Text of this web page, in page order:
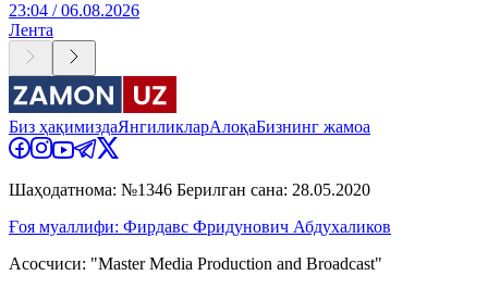
23:04 / 06.08.2026
Лента
Биз ҳақимиздаЯнгиликларАлоқаБизнинг жамоа
Шаҳодатнома: №1346 Берилган сана: 28.05.2020
Ғоя муаллифи: Фирдавс Фридунович Абдухаликов
Асосчиси: "Master Media Production and Broadcast"